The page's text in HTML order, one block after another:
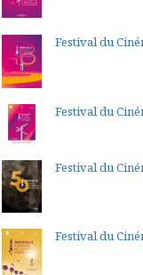
Festival du
Festival du
Festival du
Festival du